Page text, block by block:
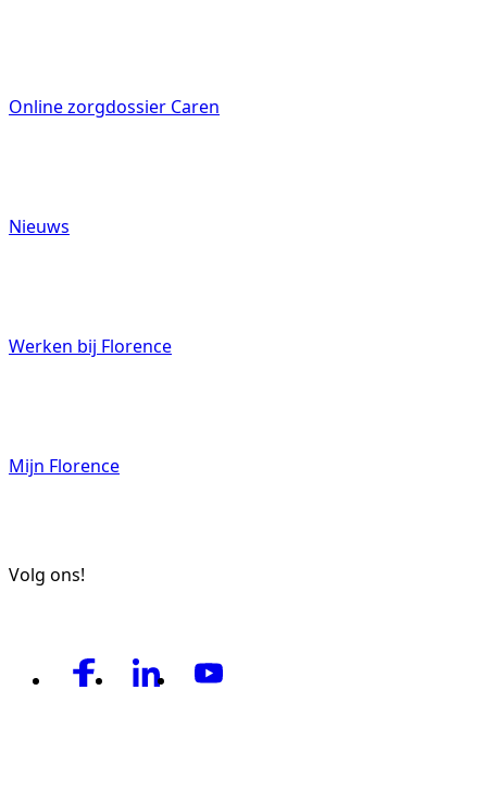
Online zorgdossier Caren
Nieuws
Werken bij Florence
Mijn Florence
Volg ons!